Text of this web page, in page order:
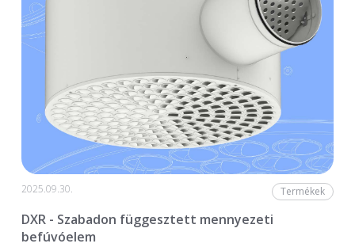
2025.09.30. Termékek
DXR - Szabadon függesztett mennyezeti
befúvóelem